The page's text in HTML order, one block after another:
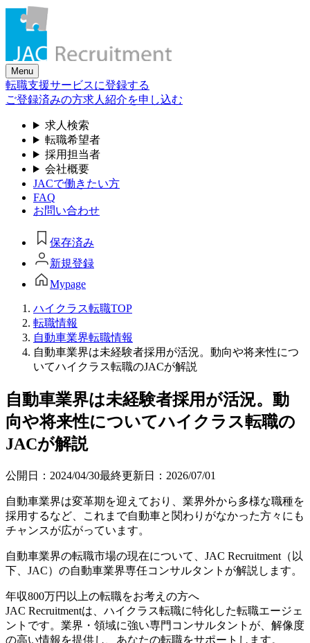
Skip
content
Menu
転職支援サービスに登録する
ご登録済みの方求人紹介を申し込む
求人検索
転職希望者
採用担当者
会社概要
JACで働きたい方
FAQ
お問い合わせ
保存済み
新規登録
Mypage
ハイクラス転職TOP
転職情報
自動車業界転職情報
自動車業界は未経験者採用が活況。動向や将来性につ
いてハイクラス転職のJACが解説
自動車業界は未経験者採用が活況。動
向や将来性についてハイクラス転職の
JACが解説
公開日： 2024/04/30最終更新日： 2026/07/01
自動車業界は変革期を迎えており、業界外から多様な職種を
採用するなど、これまで自動車と関わりがなかった方々にも
チャンスが広がっています。
自動車業界の転職市場の現在について、JAC Recruitment（以
下、JAC）の自動車業界専任コンサルタントが解説します。
年収800万円以上の転職をお考えの方へ
JAC Recruitmentは、ハイクラス転職に特化した転職エージェ
ントです。 業界・領域に強い専門コンサルタントが、解像度
の高い情報を提供し、あなたの転職をサポートします。